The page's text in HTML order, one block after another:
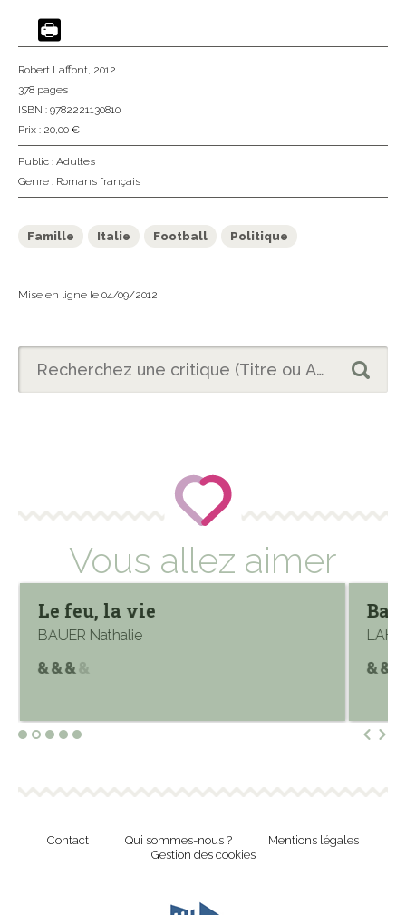
Robert Laffont, 2012
378 pages
ISBN : 9782221130810
Prix : 20,00 €
Public : Adultes
Genre : Romans français
Famille Italie Football Politique
Mise en ligne le 04/09/2012
Vous allez aimer
Le feu, la vie
BAUER Nathalie
Contact Qui sommes-nous ?
Mentions légales
Gestion des cookies